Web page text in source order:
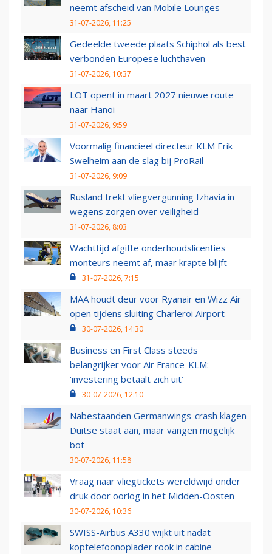
neemt afscheid van Mobile Lounges
31-07-2026, 11:25
Gedeelde tweede plaats Schiphol als best
verbonden Europese luchthaven
31-07-2026, 10:37
LOT opent in maart 2027 nieuwe route
naar Hanoi
31-07-2026, 9:59
Voormalig financieel directeur KLM Erik
Swelheim aan de slag bij ProRail
31-07-2026, 9:09
Rusland trekt vliegvergunning Izhavia in
wegens zorgen over veiligheid
31-07-2026, 8:03
Wachttijd afgifte onderhoudslicenties
monteurs neemt af, maar krapte blijft
31-07-2026, 7:15
MAA houdt deur voor Ryanair en Wizz Air
open tijdens sluiting Charleroi Airport
30-07-2026, 14:30
Business en First Class steeds
belangrijker voor Air France-KLM:
‘investering betaalt zich uit’
30-07-2026, 12:10
Nabestaanden Germanwings-crash klagen
Duitse staat aan, maar vangen mogelijk
bot
30-07-2026, 11:58
Vraag naar vliegtickets wereldwijd onder
druk door oorlog in het Midden-Oosten
30-07-2026, 10:36
SWISS-Airbus A330 wijkt uit nadat
koptelefoonoplader rook in cabine